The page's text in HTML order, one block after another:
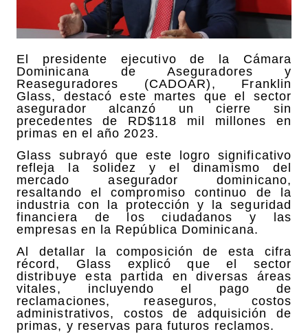
El presidente ejecutivo de la Cámara
Dominicana de Aseguradores y
Reaseguradores (CADOAR), Franklin
Glass, destacó este martes que el sector
asegurador alcanzó un cierre sin
precedentes de RD$118 mil millones en
primas en el año 2023.
Glass subrayó que este logro significativo
refleja la solidez y el dinamismo del
mercado asegurador dominicano,
resaltando el compromiso continuo de la
industria con la protección y la seguridad
financiera de los ciudadanos y las
empresas en la República Dominicana.
Al detallar la composición de esta cifra
récord, Glass explicó que el sector
distribuye esta partida en diversas áreas
vitales, incluyendo el pago de
reclamaciones, reaseguros, costos
administrativos, costos de adquisición de
primas, y reservas para futuros reclamos.